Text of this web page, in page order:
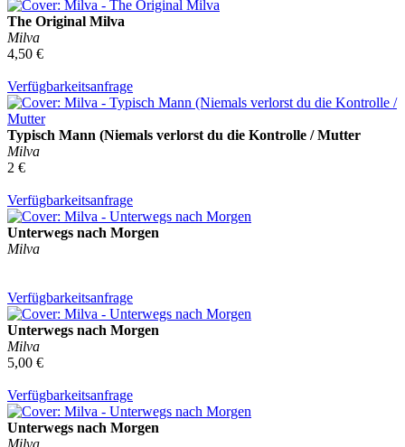
The Original Milva
Milva
4,50 €
Verfügbarkeitsanfrage
Typisch Mann (Niemals verlorst du die Kontrolle / Mutter
Milva
2 €
Verfügbarkeitsanfrage
Unterwegs nach Morgen
Milva
Verfügbarkeitsanfrage
Unterwegs nach Morgen
Milva
5,00 €
Verfügbarkeitsanfrage
Unterwegs nach Morgen
Milva